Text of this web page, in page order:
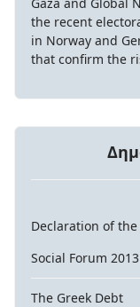
the recent
in Norway and
that confirm the
Declaration of
Social Forum
The Greek Debt